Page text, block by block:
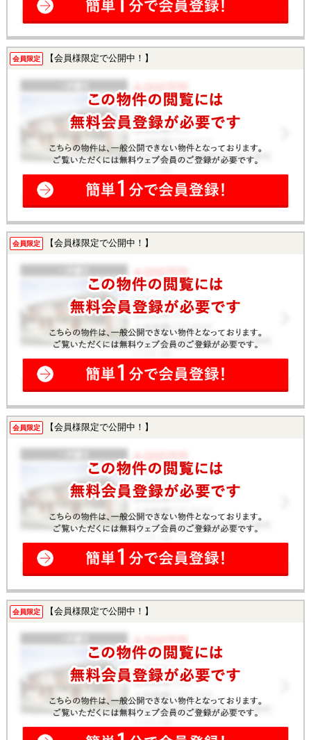
会員限定 【会員様限定で公開中！】
会員限定 【会員様限定で公開中！】
会員限定 【会員様限定で公開中！】
会員限定 【会員様限定で公開中！】